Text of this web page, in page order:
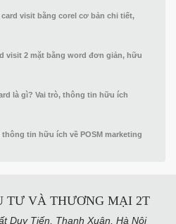
visit bằng corel cơ bản chi tiết,
visit 2 mặt bằng word đơn giản, hữu
là gì? Vai trò, thông tin hữu ích
thông tin hữu ích về POSM marketing
TƯ VÀ THƯƠNG MẠI 2T
Duy Tiến, Thanh Xuân, Hà Nội​